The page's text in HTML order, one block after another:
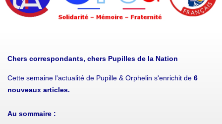
Chers correspondants, chers Pupilles de la Nation
Cette semaine l'actualité de Pupille & Orphelin s'enrichit de 6
nouveaux articles.
Au sommaire :